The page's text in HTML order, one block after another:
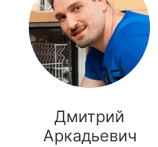
Дмитрий
Аркадьевич